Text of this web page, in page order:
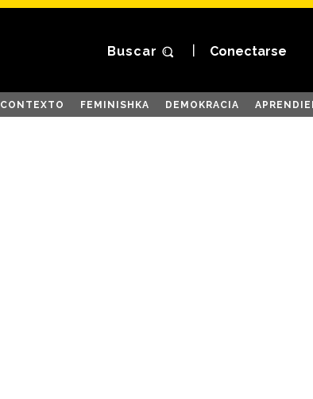
Buscar Conectarse
CONTEXTO FEMINISHKA DEMOKRACIA